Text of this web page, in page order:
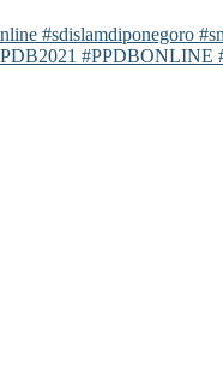
#sdislamdiponegoro
#PPDBONLINE